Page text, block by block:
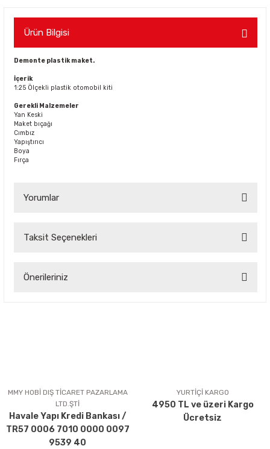
Ürün Bilgisi
Demonte plastik maket.
İçerik
1:25 Ölçekli plastik otomobil kiti
Gerekli Malzemeler
Yan Keski
Maket bıçağı
Cımbız
Yapıştırıcı
Boya
Fırça
Yorumlar
Taksit Seçenekleri
Önerileriniz
Ürün açıklamasında eksik bilgiler bulunuyor.
Ürün bilgilerinde hatalar bulunuyor.
Ürün fiyatı diğer sitelerden daha pahalı.
Bu ürüne benzer farklı alternatifler olmalı.
MMY HOBİ DIŞ TİCARET PAZARLAMA
LTD.ŞTİ
Havale Yapı Kredi Bankası /
TR57 0006 7010 0000 0097
9539 40
YURTİÇİ KARGO
4950 TL ve üzeri Kargo
Ücretsiz